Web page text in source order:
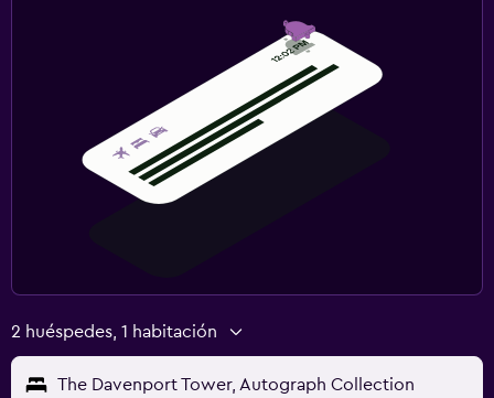
2 huéspedes, 1 habitación
The Davenport Tower, Autograph Collection